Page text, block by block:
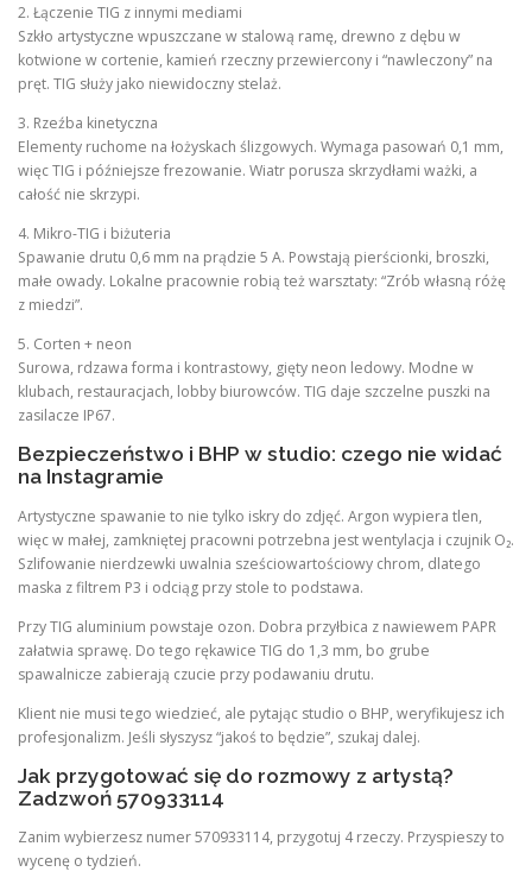
2. Łączenie TIG z innymi mediami
Szkło artystyczne wpuszczane w stalową ramę, drewno z dębu w
kotwione w cortenie, kamień rzeczny przewiercony i “nawleczony” na
pręt. TIG służy jako niewidoczny stelaż.
3. Rzeźba kinetyczna
Elementy ruchome na łożyskach ślizgowych. Wymaga pasowań 0,1 mm,
więc TIG i późniejsze frezowanie. Wiatr porusza skrzydłami ważki, a
całość nie skrzypi.
4. Mikro-TIG i biżuteria
Spawanie drutu 0,6 mm na prądzie 5 A. Powstają pierścionki, broszki,
małe owady. Lokalne pracownie robią też warsztaty: “Zrób własną różę
z miedzi”.
5. Corten + neon
Surowa, rdzawa forma i kontrastowy, gięty neon ledowy. Modne w
klubach, restauracjach, lobby biurowców. TIG daje szczelne puszki na
zasilacze IP67.
Bezpieczeństwo i BHP w studio: czego nie widać
na Instagramie
Artystyczne spawanie to nie tylko iskry do zdjęć. Argon wypiera tlen,
więc w małej, zamkniętej pracowni potrzebna jest wentylacja i czujnik O₂.
Szlifowanie nierdzewki uwalnia sześciowartościowy chrom, dlatego
maska z filtrem P3 i odciąg przy stole to podstawa.
Przy TIG aluminium powstaje ozon. Dobra przyłbica z nawiewem PAPR
załatwia sprawę. Do tego rękawice TIG do 1,3 mm, bo grube
spawalnicze zabierają czucie przy podawaniu drutu.
Klient nie musi tego wiedzieć, ale pytając studio o BHP, weryfikujesz ich
profesjonalizm. Jeśli słyszysz “jakoś to będzie”, szukaj dalej.
Jak przygotować się do rozmowy z artystą?
Zadzwoń 570933114
Zanim wybierzesz numer 570933114, przygotuj 4 rzeczy. Przyspieszy to
wycenę o tydzień.